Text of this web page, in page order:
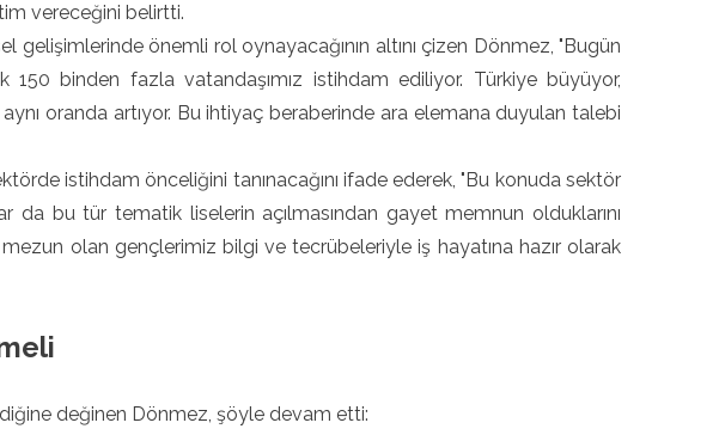
vereceğini belirtti.
gelişimlerinde önemli rol oynayacağının altını çizen Dönmez, "Bugün
binden fazla vatandaşımız istihdam ediliyor. Türkiye büyüyor,
oranda artıyor. Bu ihtiyaç beraberinde ara elemana duyulan talebi
istihdam önceliğini tanınacağını ifade ederek, "Bu konuda sektör
bu tür tematik liselerin açılmasından gayet memnun olduklarını
olan gençlerimiz bilgi ve tecrübeleriyle iş hayatına hazır olarak
değinen Dönmez, şöyle devam etti: